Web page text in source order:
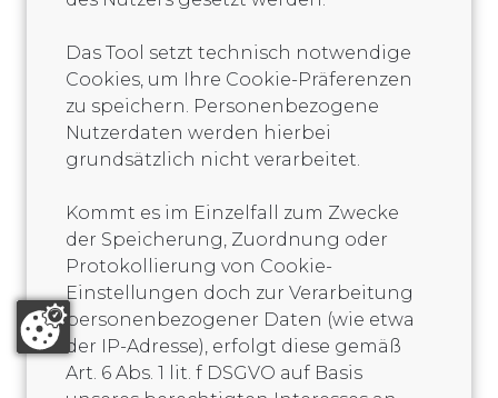
Das Tool setzt technisch notwendige
Cookies, um Ihre Cookie-Präferenzen
zu speichern. Personenbezogene
Nutzerdaten werden hierbei
grundsätzlich nicht verarbeitet.
Kommt es im Einzelfall zum Zwecke
der Speicherung, Zuordnung oder
Protokollierung von Cookie-
Einstellungen doch zur Verarbeitung
personenbezogener Daten (wie etwa
der IP-Adresse), erfolgt diese gemäß
Art. 6 Abs. 1 lit. f DSGVO auf Basis